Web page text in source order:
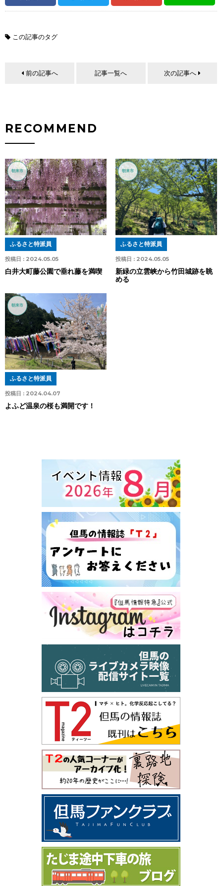
この記事のタグ
前の記事へ 記事一覧へ 次の記事へ
RECOMMEND
朝来市
投稿日 : 2024.05.05
ふるさと特派員
白井大町藤公園で垂れ藤を満喫
朝来市
投稿日 : 2024.05.05
ふるさと特派員
新緑の立雲峡から竹田城跡を眺
める
朝来市
投稿日 : 2024.04.07
ふるさと特派員
よふど温泉の桜も満開です！